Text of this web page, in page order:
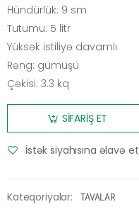
Hündürlük: 9 sm
Tutumu: 5 litr
Yüksək istiliyə davamlı
Rəng: gümüşü
Çəkisi: 3.3 kq
SİFARİŞ ET
İstək siyahısına əlavə et
Kateqoriyalar: TAVALAR